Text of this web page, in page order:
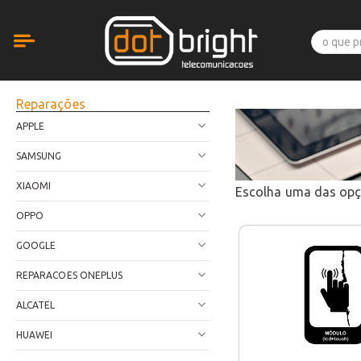
Reparações
APPLE
SAMSUNG
XIAOMI
OPPO
GOOGLE
REPARACOES ONEPLUS
ALCATEL
HUAWEI
Escolha uma das